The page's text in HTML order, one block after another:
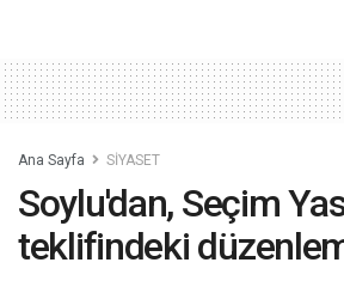
Ana Sayfa SİYASET
Soylu'dan, Seçim
teklifindeki